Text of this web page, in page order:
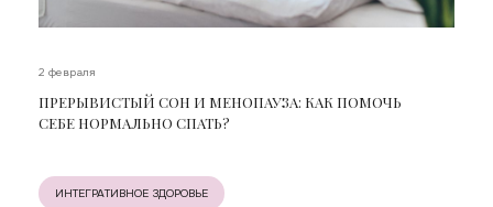
2 февраля
ПРЕРЫВИСТЫЙ СОН И МЕНОПАУЗА: КАК ПОМОЧЬ
СЕБЕ НОРМАЛЬНО СПАТЬ?
ИНТЕГРАТИВНОЕ ЗДОРОВЬЕ